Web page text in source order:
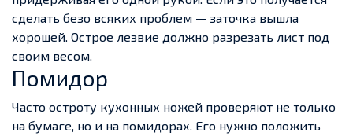
сделать безо всяких проблем — заточка вышла
хорошей. Острое лезвие должно разрезать лист под
своим весом.
Помидор
Часто остроту кухонных ножей проверяют не только
на бумаге, но и на помидорах. Его нужно положить